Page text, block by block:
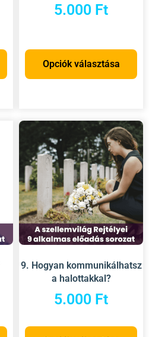
5.000 Ft
Opciók választása
9. Hogyan kommunikálhatsz
a halottakkal?
5.000 Ft